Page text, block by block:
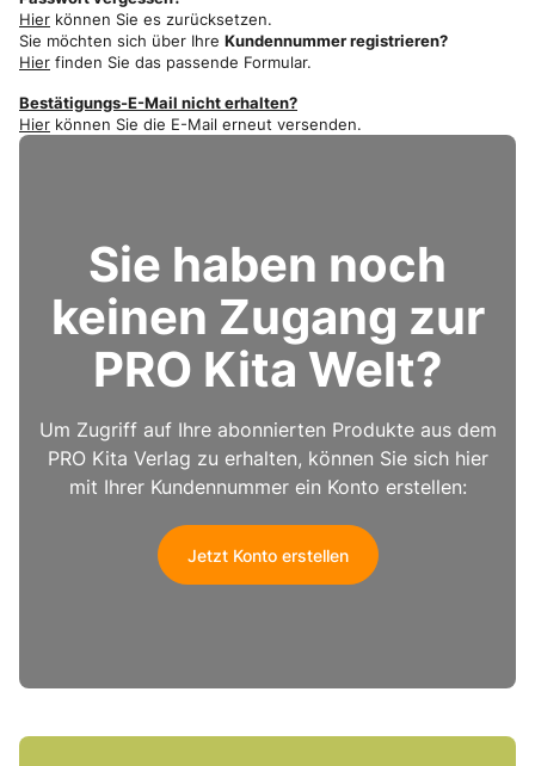
Hier können Sie es zurücksetzen.
Sie möchten sich über Ihre Kundennummer registrieren?
Hier finden Sie das passende Formular.
Bestätigungs-E-Mail nicht erhalten?
Hier können Sie die E-Mail erneut versenden.
Sie haben noch
keinen Zugang zur
PRO Kita Welt?
Um Zugriff auf Ihre abonnierten Produkte aus dem
PRO Kita Verlag zu erhalten, können Sie sich hier
mit Ihrer Kundennummer ein Konto erstellen:
Jetzt Konto erstellen